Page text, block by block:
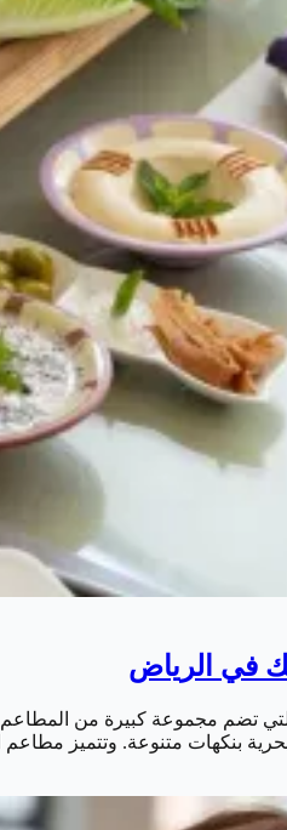
في الرياض
تضم مجموعة كبيرة من المطاعم
بنكهات متنوعة. وتتميز